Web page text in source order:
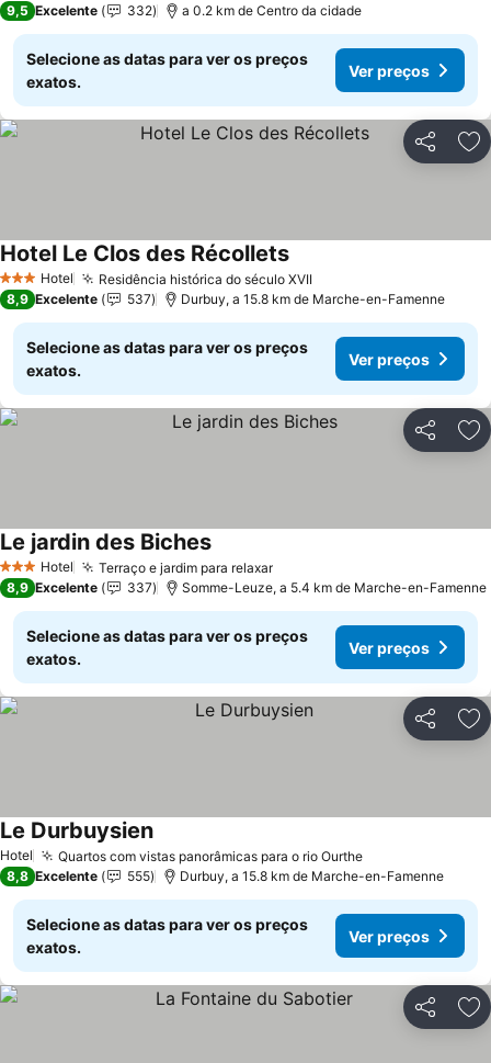
9,5 Excelente 332 a 0.2 km de Centro da cidade
Selecione as datas para ver os preços
exatos.
Ver preços
Partilhar
3 EstrelasHotel Residência histórica do século XVII
Hotel Le Clos des Récollets
8,9 Excelente 537 Durbuy, a 15.8 km de Marche-en-Famenne
Selecione as datas para ver os preços
exatos.
Ver preços
Partilhar
3 EstrelasHotel Terraço e jardim para relaxar
Le jardin des Biches
8,9 Excelente 337 Somme-Leuze, a 5.4 km de Marche-en-Famenne
Selecione as datas para ver os preços
exatos.
Ver preços
Partilhar
Hotel Quartos com vistas panorâmicas para o rio Ourthe
Le Durbuysien
8,8 Excelente 555 Durbuy, a 15.8 km de Marche-en-Famenne
Selecione as datas para ver os preços
exatos.
Ver preços
Partilhar